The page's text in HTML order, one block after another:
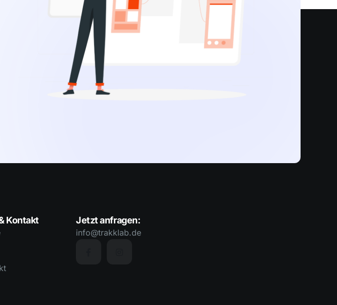
Kontakt Jetzt anfragen:
info@trakklab.de